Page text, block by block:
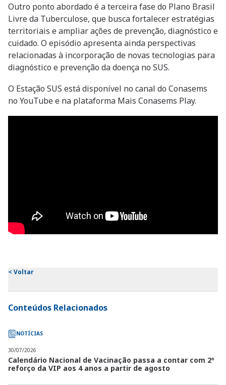
Outro ponto abordado é a terceira fase do Plano Brasil
Livre da Tuberculose, que busca fortalecer estratégias
territoriais e ampliar ações de prevenção, diagnóstico e
cuidado. O episódio apresenta ainda perspectivas
relacionadas à incorporação de novas tecnologias para
diagnóstico e prevenção da doença no SUS.
O Estação SUS está disponível no canal do Conasems
no YouTube e na plataforma Mais Conasems Play.
< Voltar
Conteúdos Relacionados
NOTÍCIAS
30/07/2026
Calendário Nacional de Vacinação passa a contar com 2º
reforço da VIP aos 4 anos a partir de agosto